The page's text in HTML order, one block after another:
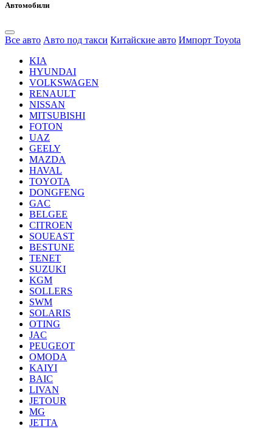
Автомобили
Все авто Авто под такси Китайские авто Импорт Toyota
KIA
HYUNDAI
VOLKSWAGEN
RENAULT
NISSAN
MITSUBISHI
FOTON
UAZ
GEELY
MAZDA
HAVAL
TOYOTA
DONGFENG
GAC
BELGEE
CITROEN
SOUEAST
BESTUNE
TENET
SUZUKI
KGM
SOLLERS
SWM
SOLARIS
OTING
JAC
PEUGEOT
OMODA
KAIYI
BAIC
LIVAN
JETOUR
MG
JETTA